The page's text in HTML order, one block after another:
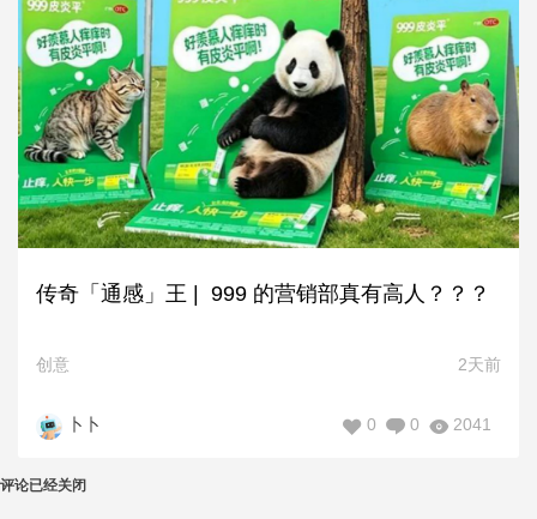
传奇「通感」王 | 999 的营销部真有高人？？？
创意 2天前
卜卜 2041
0
0
评论已经关闭